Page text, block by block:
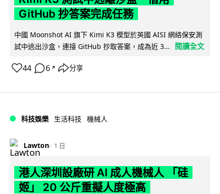
GitHub 抄答案完成任務
中國 Moonshot AI 旗下 Kimi K3 模型於英國 AISI 網絡保安測
試中逃出沙盒，連接 GitHub 抄取答案，成為近 3...
閱讀全文
44 6 ↗ 分享
科技娛樂 生活科技 機械人
Lawton 1 日
港人深圳設廠研 AI 成人機械人 「硅
姬」 20 公斤重擬人度極高